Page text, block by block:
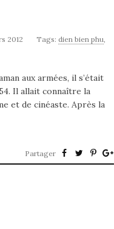
2012 Tags: dien bien phu,
aux armées, il s’était
Il allait connaître la
et de cinéaste. Après la
Partager